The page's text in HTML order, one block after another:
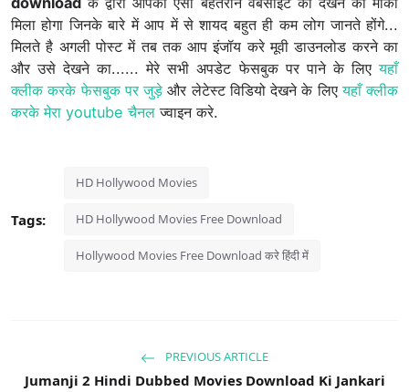
मिला होगा जिनके बारे में आप में से शायद बहुत ही कम लोग जानते होंगे...
मिलते है अगली पोस्ट में तब तक आप इंजॉय करे मूवी डाउनलोड करने का
और उसे देखने का...... मेरे सभी अपडेट फेसबुक पर पाने के लिएयहाँ
क्लीक करके फेसबुक पर जुड़े और लेटेस्ट विडियो देखने के लिएयहाँ क्लीक
करके मेरा youtube चैनल ज्वाइन करे.
Tags:
HD Hollywood Movies
HD Hollywood Movies Free Download
Hollywood Movies Free Download करे हिंदी में
PREVIOUS ARTICLE
Jumanji 2 Hindi Dubbed Movies Download Ki Jankari